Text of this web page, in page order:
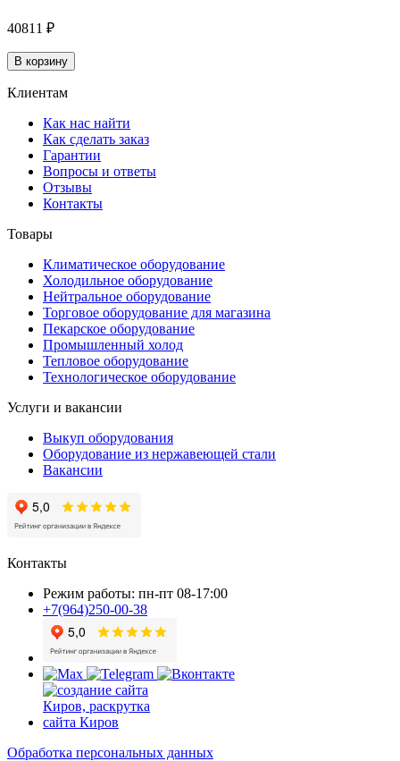
40811 ₽
В корзину
Клиентам
Как нас найти
Как сделать заказ
Гарантии
Вопросы и ответы
Отзывы
Контакты
Товары
Климатическое оборудование
Холодильное оборудование
Нейтральное оборудование
Торговое оборудование для магазина
Пекарское оборудование
Промышленный холод
Тепловое оборудование
Технологическое оборудование
Услуги и вакансии
Выкуп оборудования
Оборудование из нержавеющей стали
Вакансии
Контакты
Режим работы: пн-пт 08-17:00
+7(964)250-00-38
Обработка персональных данных